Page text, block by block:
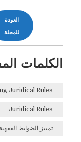
العودة
للمجلة
الكلمات
Juridical Rules
Juridical Rules
تمييز الضوابط الفقهية